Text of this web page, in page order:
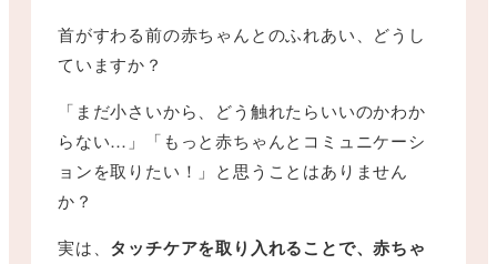
首がすわる前の赤ちゃんとのふれあい、どうし
ていますか？
「まだ小さいから、どう触れたらいいのかわか
らない…」「もっと赤ちゃんとコミュニケーシ
ョンを取りたい！」と思うことはありません
か？
実は、 タッチケアを取り入れることで、赤ちゃ